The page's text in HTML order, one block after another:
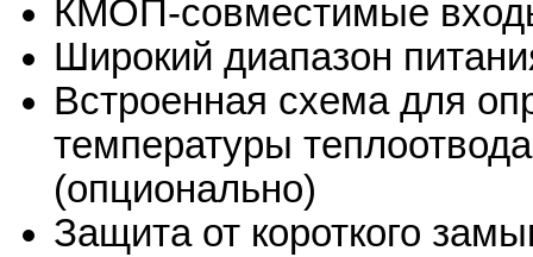
КМОП-совместимые
Широкий диапазон
Встроенная схема для
температуры
(опционально)
Защита от короткого